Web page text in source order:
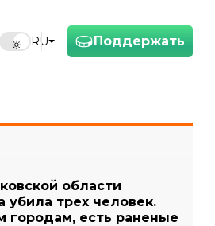
Поддержать
RU
области
убила трех человек.
городам, есть раненые